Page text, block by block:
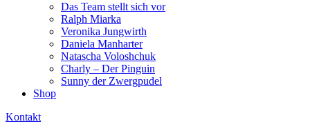
Das Team stellt sich vor
Ralph Miarka
Veronika Jungwirth
Daniela Manharter
Natascha Voloshchuk
Charly – Der Pinguin
Sunny der Zwergpudel
Shop
Kontakt